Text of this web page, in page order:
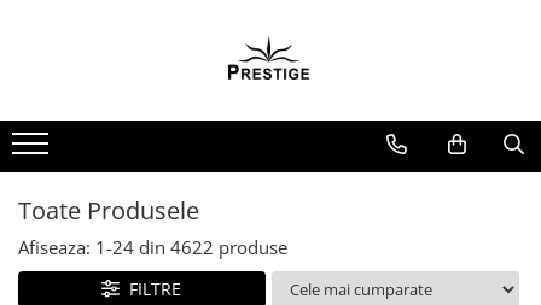
Noutati
Promotii
Spiritualitate - Ezoterism
AngelConnection
Arte Divinatorii
Toate Produsele
Afiseaza: 1-24 din 4622 produse
FILTRE